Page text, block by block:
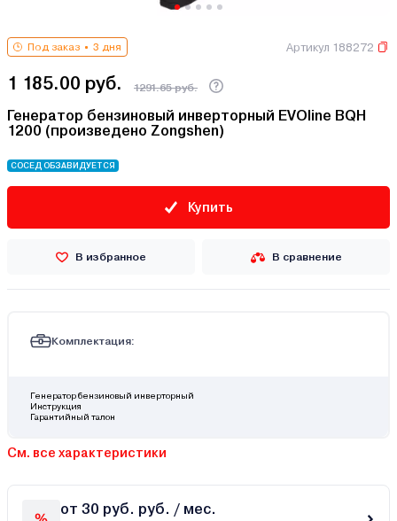
Под заказ 3 дня Артикул 188272
1 185.00 руб. 1291.65 руб.
Генератор бензиновый инверторный EVOline BQH
1200 (произведено Zongshen)
СОСЕД ОБЗАВИДУЕТСЯ
Купить
В избранное В сравнение
Комплектация:
Генератор бензиновый инверторный
Инструкция
Гарантийный талон
См. все характеристики
от 30 руб. руб. / мес.